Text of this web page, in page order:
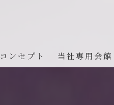
コンセプト 当社専用会館